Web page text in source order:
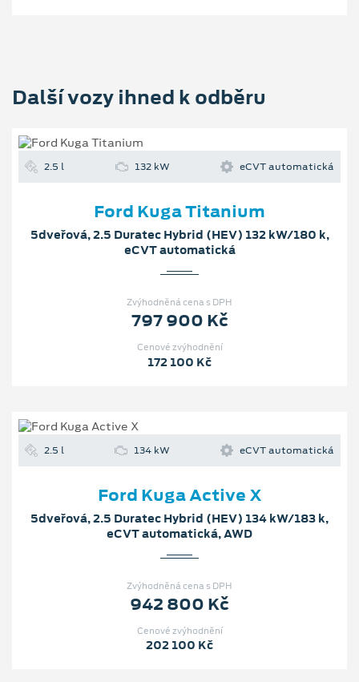
Další vozy ihned k odběru
2.5 l 132 kW eCVT automatická
Ford Kuga Titanium
5dveřová, 2.5 Duratec Hybrid (HEV) 132 kW/180 k,
eCVT automatická
Zvýhodněná cena s DPH
797 900 Kč
Cenové zvýhodnění
172 100 Kč
2.5 l 134 kW eCVT automatická
Ford Kuga Active X
5dveřová, 2.5 Duratec Hybrid (HEV) 134 kW/183 k,
eCVT automatická, AWD
Zvýhodněná cena s DPH
942 800 Kč
Cenové zvýhodnění
202 100 Kč